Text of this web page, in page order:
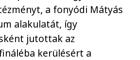
a fonyódi Mátyás
alakulatát, így
jutottak az
kerülésért a